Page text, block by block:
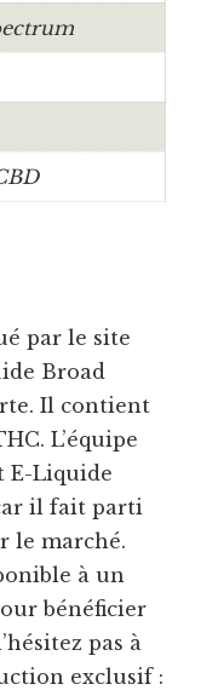
par le site
Broad
Il contient
L’équipe
E-Liquide
il fait parti
le marché.
à un
bénéficier
pas à
exclusif :